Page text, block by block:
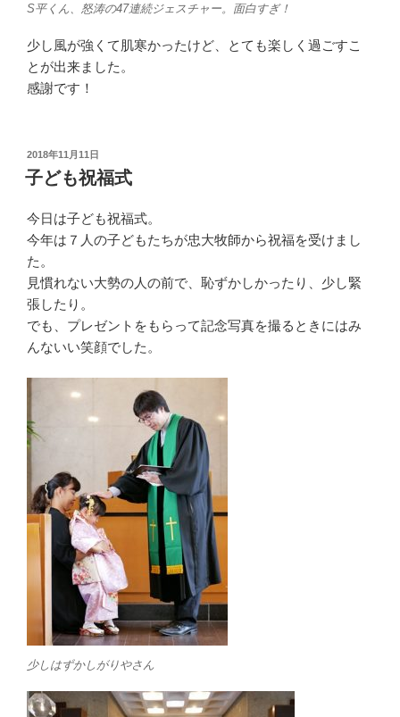
S平くん、怒涛の47連続ジェスチャー。面白すぎ！
少し風が強くて肌寒かったけど、とても楽しく過ごすこ
とが出来ました。
感謝です！
投
稿
日:
2018年11月11日
子ども祝福式
今日は子ども祝福式。
今年は７人の子どもたちが忠大牧師から祝福を受けまし
た。
見慣れない大勢の人の前で、恥ずかしかったり、少し緊
張したり。
でも、プレゼントをもらって記念写真を撮るときにはみ
んないい笑顔でした。
少しはずかしがりやさん